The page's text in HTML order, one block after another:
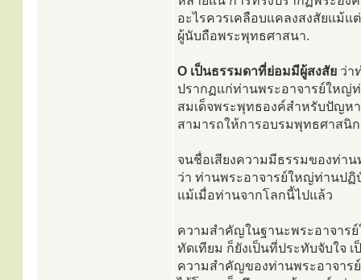
อะไรควรเคลือบแคลงสงสัยแม้
ผู้นับถือพระพุทธศาสนา.
O เป็นธรรมดาที่ย่อมมีผู้สงสัย ว่า
ปรากฏแก่ท่านพระอาจารย์ใหญ่ท่
สมเด็จพระพุทธองค์สำหรับปัญห
สามารถให้การอบรมพุทธศาสนิ
จนชื่อเสียงความมีธรรมของท่า
ว่า ท่านพระอาจารย์ใหญ่ท่านปฏิ
แม้เมื่อท่านจากโลกนี้ไปแล้ว
ความสำคัญในฐานะพระอาจาร
ทัดเทียม ก็ยังเป็นที่ประทับจับใจ
ความสำคัญของท่านพระอาจาร